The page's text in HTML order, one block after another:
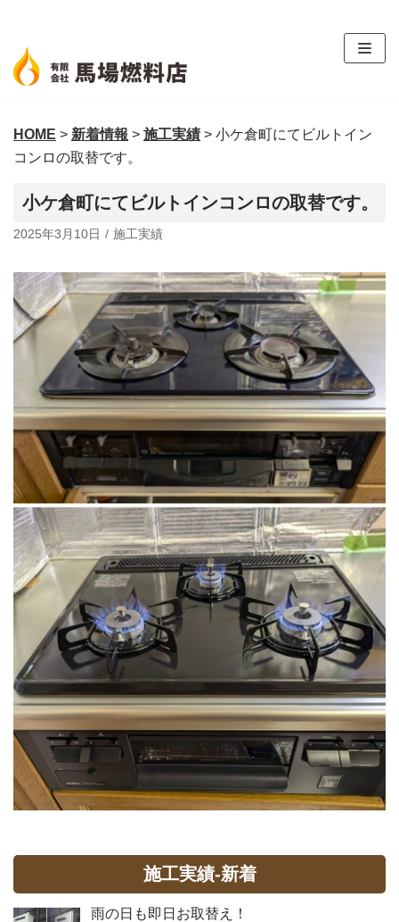
ン
テ
ン
へ
ス
ッ
プ
HOME > 新着情報 > 施工実績 > 小ケ倉町にてビルトイン
コンロの取替です。
小ケ倉町にてビルトインコンロの取替です。
2025年3月10日 施工実績
施工実績-新着
雨の日も即日お取替え！